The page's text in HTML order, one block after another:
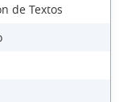
de Textos